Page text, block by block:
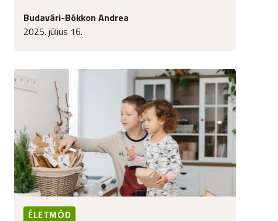
Budavári-Bókkon Andrea
2025. július 16.
ÉLETMÓD